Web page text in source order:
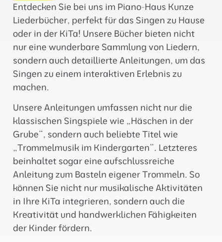
Entdecken Sie bei uns im Piano-Haus Kunze
Liederbücher, perfekt für das Singen zu Hause
oder in der KiTa! Unsere Bücher bieten nicht
nur eine wunderbare Sammlung von Liedern,
sondern auch detaillierte Anleitungen, um das
Singen zu einem interaktiven Erlebnis zu
machen.
Unsere Anleitungen umfassen nicht nur die
klassischen Singspiele wie „Häschen in der
Grube“, sondern auch beliebte Titel wie
„Trommelmusik im Kindergarten“. Letzteres
beinhaltet sogar eine aufschlussreiche
Anleitung zum Basteln eigener Trommeln. So
können Sie nicht nur musikalische Aktivitäten
in Ihre KiTa integrieren, sondern auch die
Kreativität und handwerklichen Fähigkeiten
der Kinder fördern.